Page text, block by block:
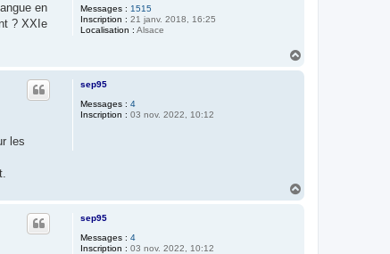
Messages : 1515
Inscription : 21 janv. 2018, 16:25
Localisation : Alsace
en
? XXIe
sep95
Messages : 4
Inscription : 03 nov. 2022, 10:12
les
sep95
Messages : 4
Inscription : 03 nov. 2022, 10:12